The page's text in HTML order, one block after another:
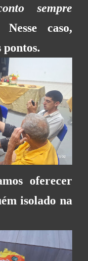
sempre
caso,
oferecer
isolado na